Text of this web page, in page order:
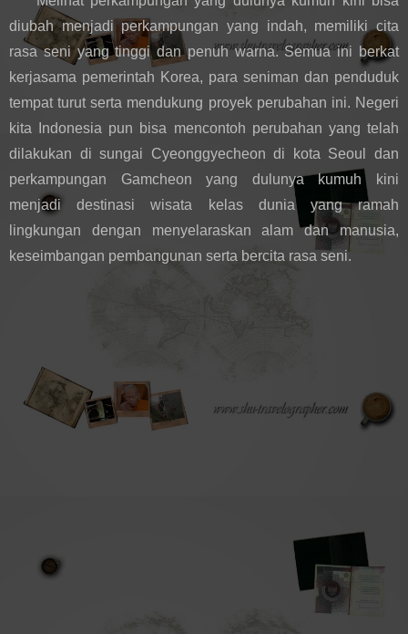
diubah menjadi perkampungan yang indah, memiliki cita
rasa seni yang tinggi dan penuh warna. Semua ini berkat
kerjasama pemerintah Korea, para seniman dan penduduk
tempat turut serta mendukung proyek perubahan ini. Negeri
kita Indonesia pun bisa mencontoh perubahan yang telah
dilakukan di sungai Cyeonggyecheon di kota Seoul dan
perkampungan Gamcheon yang dulunya kumuh kini
menjadi destinasi wisata kelas dunia yang ramah
lingkungan dengan menyelaraskan alam dan manusia,
keseimbangan pembangunan serta bercita rasa seni.